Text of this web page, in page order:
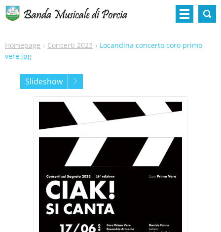
Homepage Concerti 2023
Locandina concerto coro primo
vere.jpg
Slideshow